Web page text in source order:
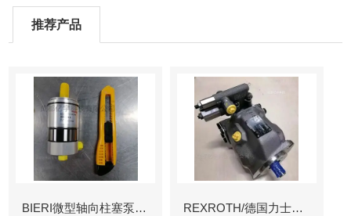
推荐产品
BIERI微型轴向柱塞泵AKP REXROTH/德国力士乐叶片泵